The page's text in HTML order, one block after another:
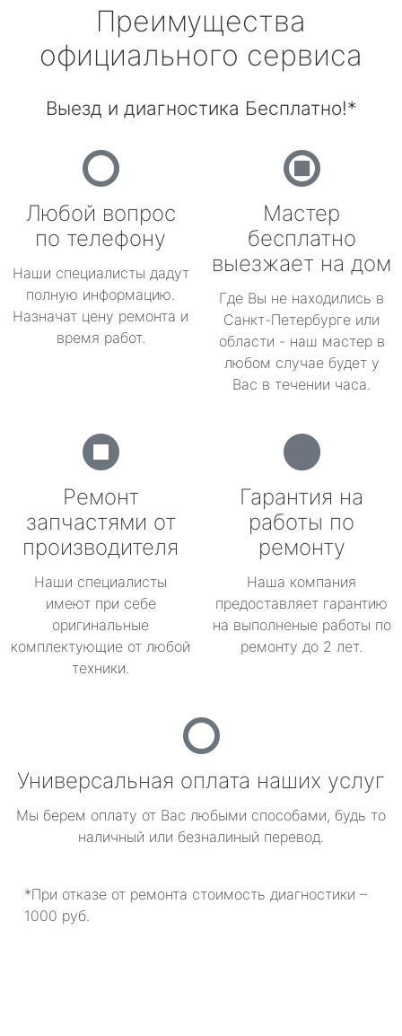
Преимущества
официального сервиса
Выезд и диагностика Бесплатно!*
Любой вопрос
по телефону
Наши специалисты дадут
полную информацию.
Назначат цену ремонта и
время работ.
Мастер
бесплатно
выезжает на дом
Где Вы не находились в
Санкт-Петербурге или
области - наш мастер в
любом случае будет у
Вас в течении часа.
Ремонт
запчастями от
производителя
Наши специалисты
имеют при себе
оригинальные
комплектующие от любой
техники.
Гарантия на
работы по
ремонту
Наша компания
предоставляет гарантию
на выполненые работы по
ремонту до 2 лет.
Универсальная оплата наших услуг
Мы берем оплату от Вас любыми способами, будь то
наличный или безналиный перевод.
*При отказе от ремонта стоимость диагностики –
1000 руб.